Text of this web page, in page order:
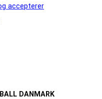
accepterer
DANMARK